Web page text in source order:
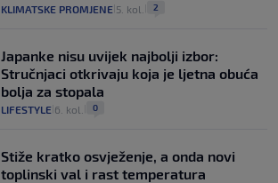
KLIMATSKE PROMJENE 5. kol. 2
Japanke nisu uvijek najbolji izbor:
Stručnjaci otkrivaju koja je ljetna obuća
bolja za stopala
LIFESTYLE 6. kol. 0
Stiže kratko osvježenje, a onda novi
toplinski val i rast temperatura